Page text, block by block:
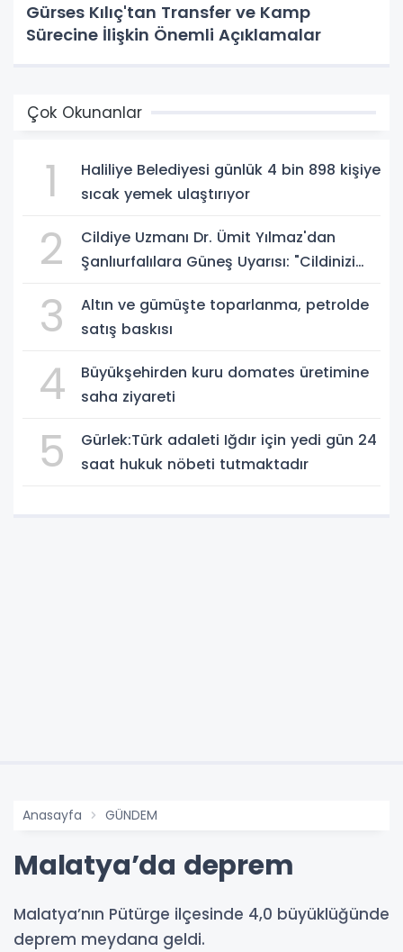
Gürses Kılıç'tan Transfer ve Kamp
Sürecine İlişkin Önemli Açıklamalar
Çok Okunanlar
1
Haliliye Belediyesi günlük 4 bin 898 kişiye
sıcak yemek ulaştırıyor
2
Cildiye Uzmanı Dr. Ümit Yılmaz'dan
Şanlıurfalılara Güneş Uyarısı: "Cildinizi
3
Altın ve gümüşte toparlanma, petrolde
satış baskısı
4
Büyükşehirden kuru domates üretimine
saha ziyareti
5
Gürlek:Türk adaleti Iğdır için yedi gün 24
saat hukuk nöbeti tutmaktadır
Anasayfa GÜNDEM
Malatya’da deprem
Malatya’nın Pütürge ilçesinde 4,0 büyüklüğünde
deprem meydana geldi.